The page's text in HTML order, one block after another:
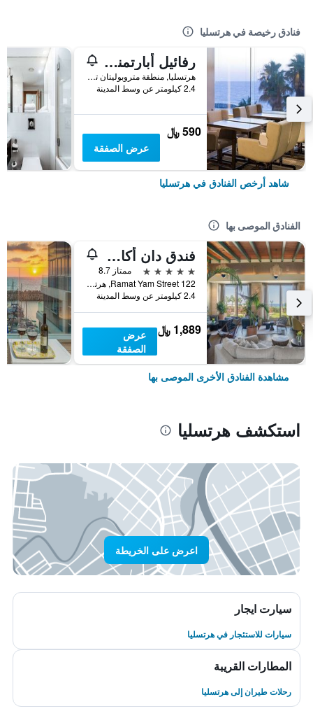
فنادق رخيصة في هرتسليا
رفائيل أبارتمنتس
هرتسليا, منطقة متروبوليتان تل أبيب, اسرائيل
2.4 كيلومتر عن وسط المدينة
590 ﷼
عرض الصفقة
شاهد أرخص الفنادق في هرتسليا
الفنادق الموصى بها
فندق دان أكاديا هرتسليا
5 نجوم
ممتاز 8.7
122 Ramat Yam Street, هرتسليا, منطقة متروبوليتان تل أبيب, اسرائيل
2.4 كيلومتر عن وسط المدينة
1,889 ﷼
عرض
الصفقة
مشاهدة الفنادق الأخرى الموصى بها
استكشف هرتسليا
اعرض على الخريطة
سيارت ايجار
سيارات للاستئجار في هرتسليا
المطارات القريبة
رحلات طيران إلى هرتسليا